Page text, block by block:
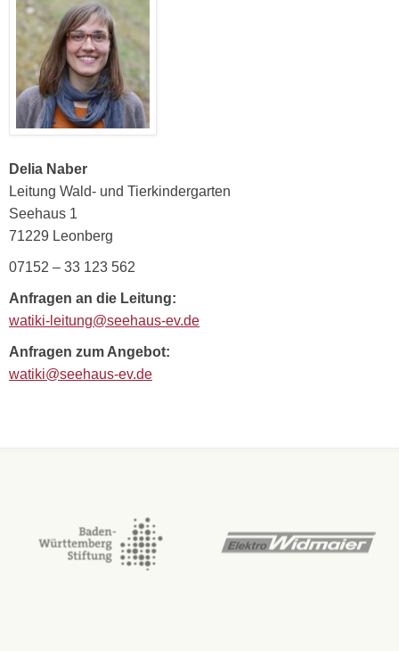
Delia Naber
Leitung Wald- und Tierkindergarten
Seehaus 1
71229 Leonberg
07152 – 33 123 562
Anfragen an die Leitung:
watiki-leitung@seehaus-ev.de
Anfragen zum Angebot:
watiki@seehaus-ev.de